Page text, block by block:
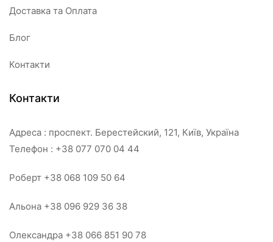
Доставка та Оплата
Блог
Контакти
Контакти
Адреса : проспект. Берестейский, 121, Київ, Україна
Телефон : +38 077 070 04 44
Роберт +38 068 109 50 64
Альона +38 096 929 36 38
Олександра +38 066 851 90 78